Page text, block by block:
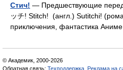
Стич! — Предшествующие
ッチ! Stitch! (англ.) Sutitchi!
приключения, фантастика
© Академик, 2000-2026
Обратная связь: Техподдержка Реклама на